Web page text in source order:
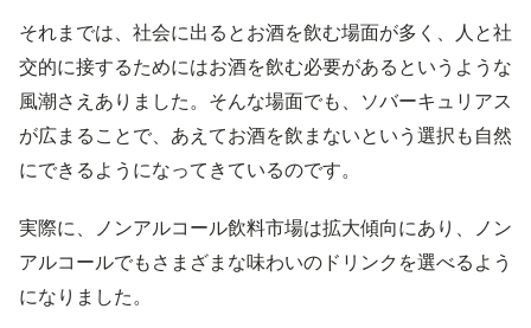
それまでは、社会に出るとお酒を飲む場面が多く、人と社
交的に接するためにはお酒を飲む必要があるというような
風潮さえありました。そんな場面でも、ソバーキュリアス
が広まることで、あえてお酒を飲まないという選択も自然
にできるようになってきているのです。
実際に、ノンアルコール飲料市場は拡大傾向にあり、ノン
アルコールでもさまざまな味わいのドリンクを選べるよう
になりました。